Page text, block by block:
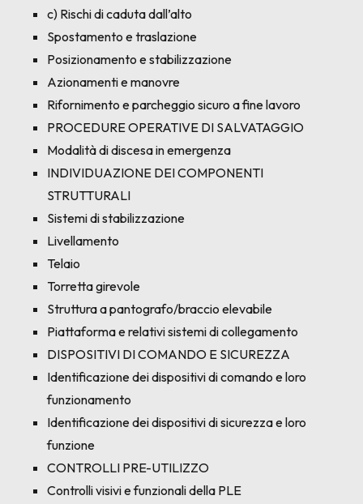
c) Rischi di caduta dall’alto
Spostamento e traslazione
Posizionamento e stabilizzazione
Azionamenti e manovre
Rifornimento e parcheggio sicuro a fine lavoro
PROCEDURE OPERATIVE DI SALVATAGGIO
Modalità di discesa in emergenza
INDIVIDUAZIONE DEI COMPONENTI
STRUTTURALI
Sistemi di stabilizzazione
Livellamento
Telaio
Torretta girevole
Struttura a pantografo/braccio elevabile
Piattaforma e relativi sistemi di collegamento
DISPOSITIVI DI COMANDO E SICUREZZA
Identificazione dei dispositivi di comando e loro
funzionamento
Identificazione dei dispositivi di sicurezza e loro
funzione
CONTROLLI PRE-UTILIZZO
Controlli visivi e funzionali della PLE